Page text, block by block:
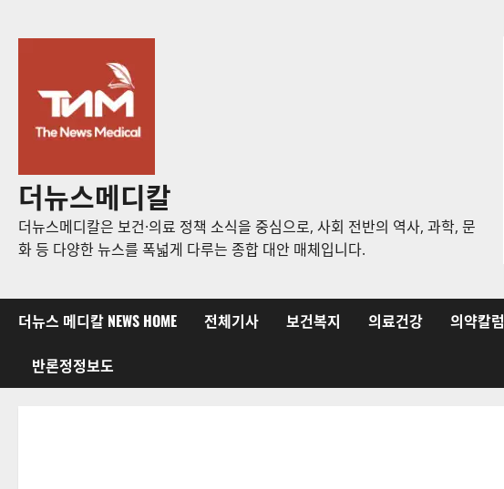
더뉴스메디칼
더뉴스메디칼은 보건·의료 정책 소식을 중심으로, 사회 전반의 역사, 과학, 문
화 등 다양한 뉴스를 폭넓게 다루는 종합 대안 매체입니다.
더뉴스 메디칼 NEWS HOME 전체기사 보건복지 의료건강 의약칼럼
반론정정보도